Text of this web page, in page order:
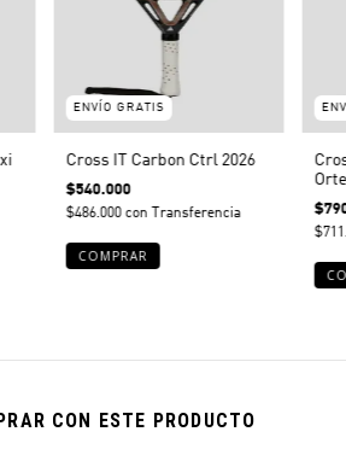
ENVÍO GRATIS
Cross IT Carbon Ctrl 2026
$540.000
$486.000 con Transferencia
CON ESTE PRODUCTO